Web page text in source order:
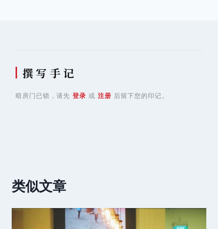
撰 写 手 记
暗房门已锁，请先 登录 或 注册 后留下您的印记。
类似文章